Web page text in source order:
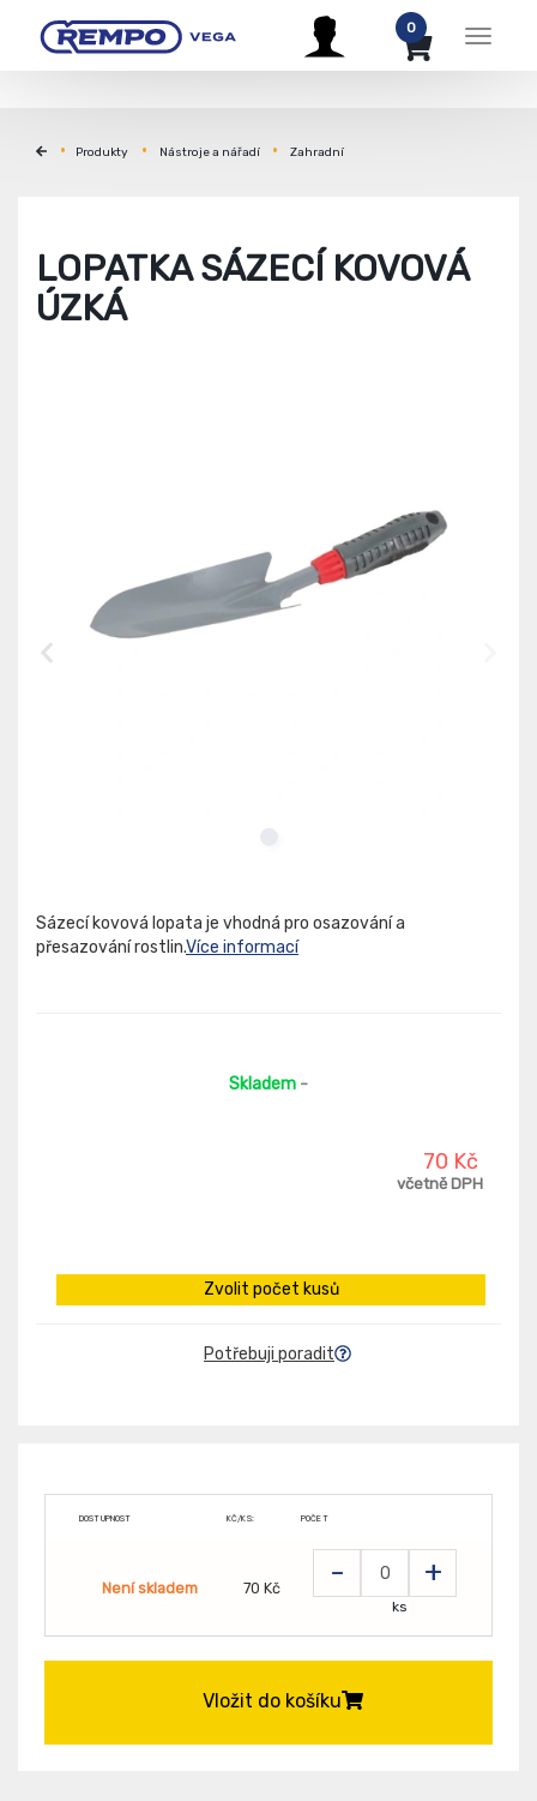
Menu
0
Produkty Nástroje a nářadí Zahradní
LOPATKA SÁZECÍ KOVOVÁ
ÚZKÁ
Sázecí kovová lopata je vhodná pro osazování a
přesazování rostlin.Více informací
Skladem -
70 Kč
včetně DPH
Zvolit počet kusů
Potřebuji poradit
DOSTUPNOST KČ/KS: POČET
Není skladem 70 Kč - +
ks
Vložit do košíku